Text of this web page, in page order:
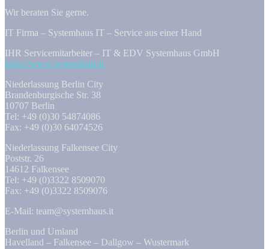
Wir beraten Sie gerne.
IT Firma – Systemhaus IT – Service aus einer Hand
IHR Servicemitarbeiter – IT & EDV Systemhaus GmbH
https://www.systemhaus.it
Niederlassung Berlin City
Brandenburgische Str. 38
10707 Berlin
Tel: +49 (0)30 54874086
Fax: +49 (0)30 64074526
Niederlassung Falkensee City
Poststr. 26
14612 Falkensee
Tel: +49 (0)3322 8509070
Fax: +49 (0)3322 8509076
E-Mail: team@systemhaus.it
Berlin und Umland
Havelland – Falkensee – Dallgow – Wustermark